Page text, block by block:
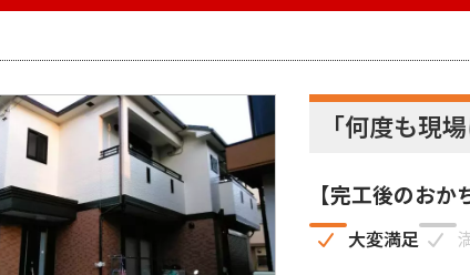
「何度も現
【完工後のお
大変満足